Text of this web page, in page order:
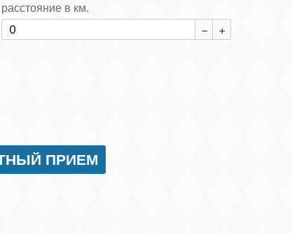
расстояние в км.
ПРИЕМ